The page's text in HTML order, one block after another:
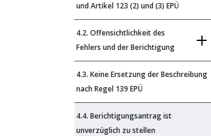
und Artikel 123 (2) und (3) EPÜ
4.2. Offensichtlichkeit des
Fehlers und der Berichtigung
4.3. Keine Ersetzung der Beschreibung
nach Regel 139 EPÜ
4.4. Berichtigungsantrag ist
unverzüglich zu stellen